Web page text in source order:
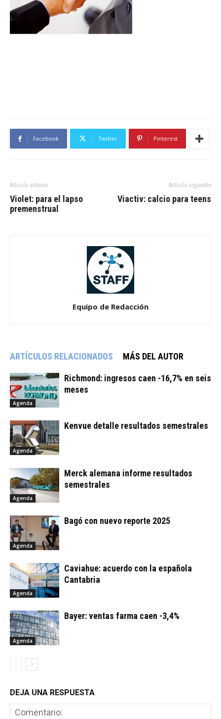
Facebook Twitter Pinterest
Artículo anterior
Violet: para el lapso
premenstrual
Artículo siguiente
Viactiv: calcio para teens
Equipo de Redacción
ARTÍCULOS RELACIONADOS MÁS DEL AUTOR
Agenda
Richmond: ingresos caen -16,7% en seis
meses
Agenda
Kenvue detalle resultados semestrales
Agenda
Merck alemana informe resultados
semestrales
Agenda
Bagó con nuevo reporte 2025
Agenda
Caviahue: acuerdo con la española
Cantabria
Agenda
Bayer: ventas farma caen -3,4%
DEJA UNA RESPUESTA